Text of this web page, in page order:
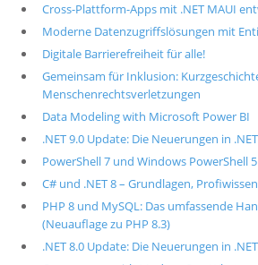
Cross-Plattform-Apps mit .NET MAUI
Moderne Datenzugriffslösungen mit
Digitale Barrierefreiheit für alle!
Gemeinsam für Inklusion:
Menschenrechtsverletzungen
Data Modeling with Microsoft Power BI
.NET 9.0 Update: Die Neuerungen in
PowerShell 7 und Windows PowerShell
C# und .NET 8 – Grundlagen,
PHP 8 und MySQL: Das umfassende
(Neuauflage zu PHP 8.3)
.NET 8.0 Update: Die Neuerungen in